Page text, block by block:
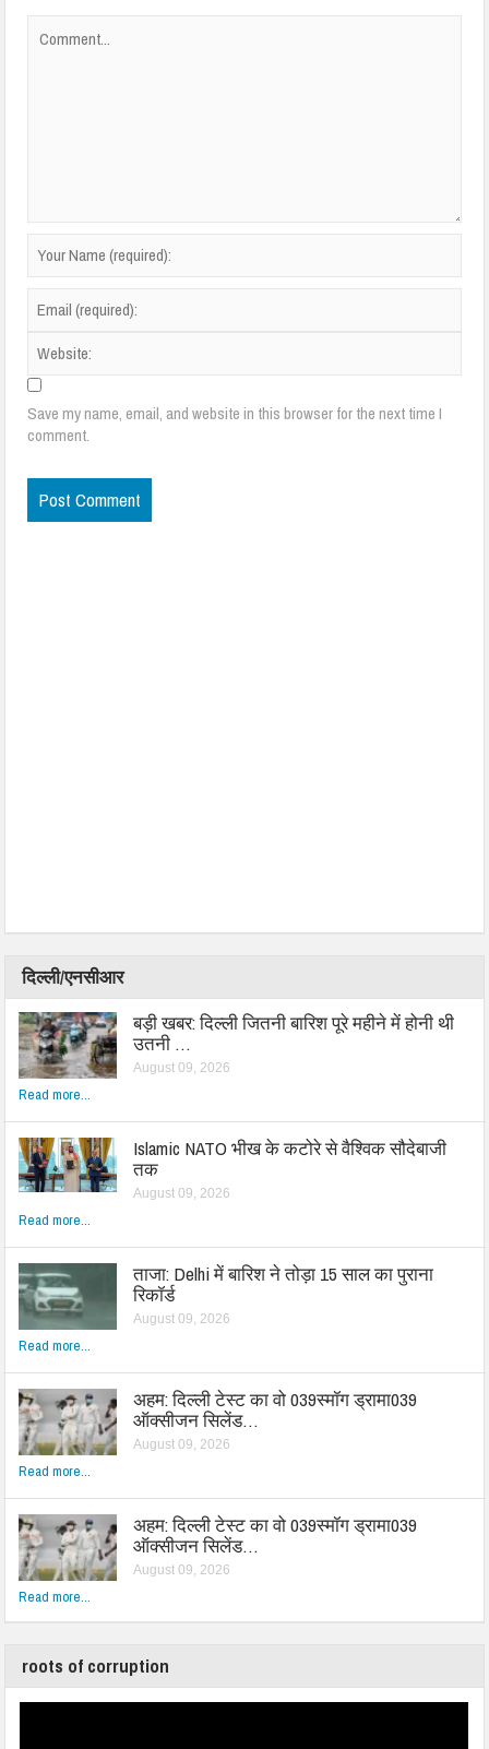
Save my name, email, and website in this browser for the next time I
comment.
दिल्ली/एनसीआर
बड़ी खबर: दिल्ली जितनी बारिश पूरे महीने में होनी थी
उतनी …
August 09, 2026
Read more...
Islamic NATO भीख के कटोरे से वैश्विक सौदेबाजी
तक
August 09, 2026
Read more...
ताजा: Delhi में बारिश ने तोड़ा 15 साल का पुराना
रिकॉर्ड
August 09, 2026
Read more...
अहम: दिल्ली टेस्ट का वो 039स्मॉग ड्रामा039
ऑक्सीजन सिलेंड…
August 09, 2026
Read more...
अहम: दिल्ली टेस्ट का वो 039स्मॉग ड्रामा039
ऑक्सीजन सिलेंड…
August 09, 2026
Read more...
roots of corruption